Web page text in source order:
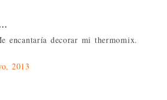
encantaría decorar mi thermomix.
2013